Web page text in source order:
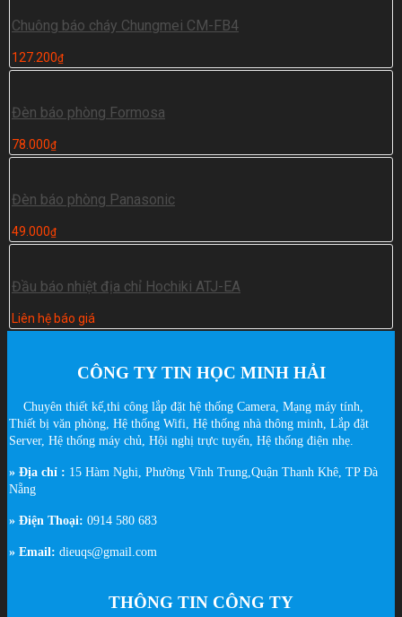
Chuông báo cháy Chungmei CM-FB4
127.200₫
Đèn báo phòng Formosa
78.000₫
Đèn báo phòng Panasonic
49.000₫
Đầu báo nhiệt địa chỉ Hochiki ATJ-EA
Liên hệ báo giá
CÔNG TY TIN HỌC MINH HẢI
Chuyên thiết kế,thi công lắp đặt hệ thống Camera, Mạng máy tính,
Thiết bị văn phòng, Hệ thống Wifi, Hệ thống nhà thông minh, Lắp đặt
Server, Hệ thống máy chủ, Hội nghị trực tuyến, Hệ thống điện nhẹ.
» Địa chỉ : 15 Hàm Nghi, Phường Vĩnh Trung,Quận Thanh Khê, TP Đà
Nẵng
» Điện Thoại: 0914 580 683
» Email: dieuqs@gmail.com
THÔNG TIN CÔNG TY